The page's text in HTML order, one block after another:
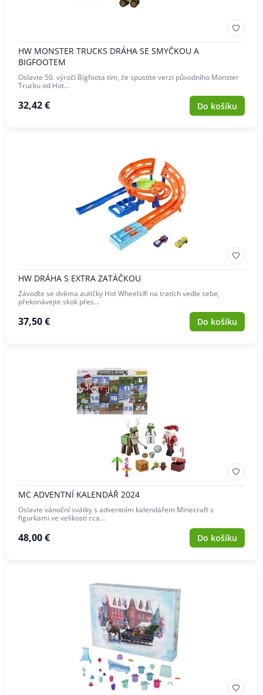
HW MONSTER TRUCKS DRÁHA SE SMYČKOU A
BIGFOOTEM
Oslavte 50. výročí Bigfoota tím, že spustíte verzi původního Monster
Trucku od Hot…
32,42 € Do košíku
HW DRÁHA S EXTRA ZATÁČKOU
Závoďte se dvěma autíčky Hot Wheels® na tratích vedle sebe,
překonávejte skok přes…
37,50 € Do košíku
MC ADVENTNÍ KALENDÁŘ 2024
Oslavte vánoční svátky s adventním kalendářem Minecraft s
figurkami ve velikosti cca…
48,00 € Do košíku